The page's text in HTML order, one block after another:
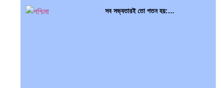
সব সভ্যতারই তো পতন হয়:…